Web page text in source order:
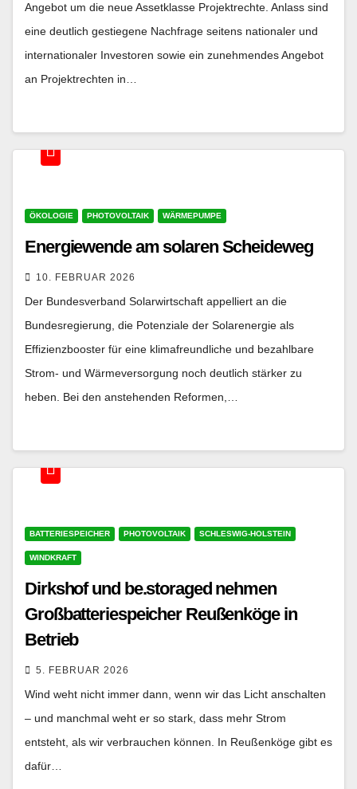
Angebot um die neue Assetklasse Projektrechte. Anlass sind
eine deutlich gestiegene Nachfrage seitens nationaler und
internationaler Investoren sowie ein zunehmendes Angebot
an Projektrechten in…
ÖKOLOGIE PHOTOVOLTAIK WÄRMEPUMPE
Energiewende am solaren Scheideweg
10. FEBRUAR 2026
Der Bundesverband Solarwirtschaft appelliert an die
Bundesregierung, die Potenziale der Solarenergie als
Effizienzbooster für eine klimafreundliche und bezahlbare
Strom- und Wärmeversorgung noch deutlich stärker zu
heben. Bei den anstehenden Reformen,…
BATTERIESPEICHER PHOTOVOLTAIK SCHLESWIG-HOLSTEIN
WINDKRAFT
Dirkshof und be.storaged nehmen
Großbatteriespeicher Reußenköge in
Betrieb
5. FEBRUAR 2026
Wind weht nicht immer dann, wenn wir das Licht anschalten
– und manchmal weht er so stark, dass mehr Strom
entsteht, als wir verbrauchen können. In Reußenköge gibt es
dafür…